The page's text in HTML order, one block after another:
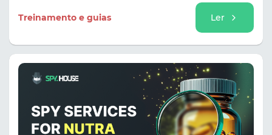
as apostas são divididas em vários subnichos
distintos (Esportes Clássicos, Esports,
Palpites/Previsões, Tráfego para Eventos e Torneios),
dependendo da fonte de tráfego.
Treinamento e guias Ler